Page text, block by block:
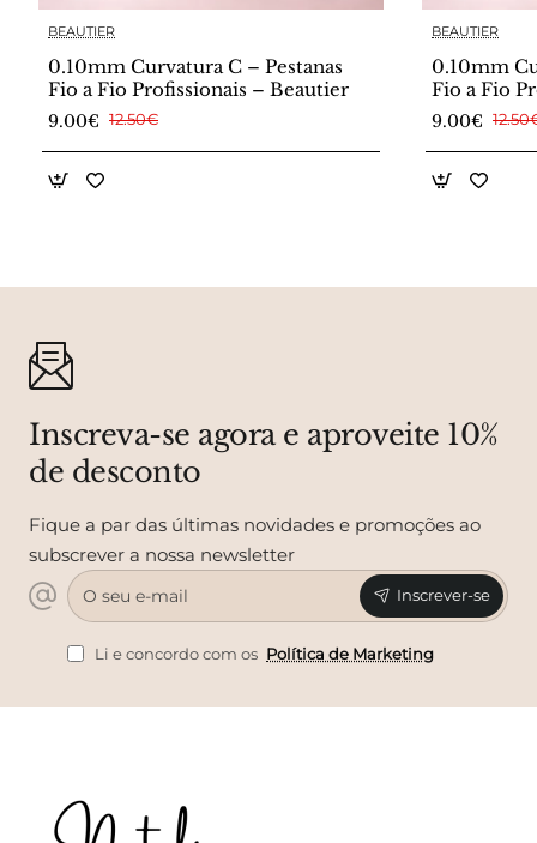
BEAUTIER
0.10mm Curvatura C – Pestanas
Fio a Fio Profissionais – Beautier
9.00€ 12.50€
BEAUTIER
0.10mm
Fio a Fio
9.00€
Inscreva-se agora e aproveite 10%
de desconto
Fique a par das últimas novidades e promoções ao
subscrever a nossa newsletter
O
seu
e-
mail
Inscrever-se
Li e concordo com os Política de Marketing